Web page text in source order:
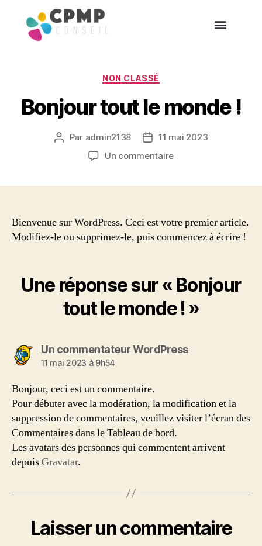
NON CLASSÉ
Bonjour tout le monde !
Par admin2138
11 mai 2023
Un commentaire
Bienvenue sur WordPress. Ceci est votre premier article.
Modifiez-le ou supprimez-le, puis commencez à écrire !
Une réponse sur « Bonjour
tout le monde ! »
Un commentateur WordPress
11 mai 2023 à 9h54
Bonjour, ceci est un commentaire.
Pour débuter avec la modération, la modification et la
suppression de commentaires, veuillez visiter l’écran des
Commentaires dans le Tableau de bord.
Les avatars des personnes qui commentent arrivent
depuisGravatar.
Laisser un commentaire